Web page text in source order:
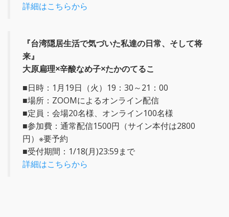
詳細はこちらから
『台湾隠居生活で気づいた私達の日常、そして将
来』
大原扁理×辛酸なめ子×たかのてるこ
■日時：1月19日（火）19：30～21：00
■場所：ZOOMによるオンライン配信
■定員：会場20名様、オンライン100名様
■参加費：通常配信1500円（サイン本付は2800
円）※要予約
■受付期間：1/18(月)23:59まで
詳細はこちらから